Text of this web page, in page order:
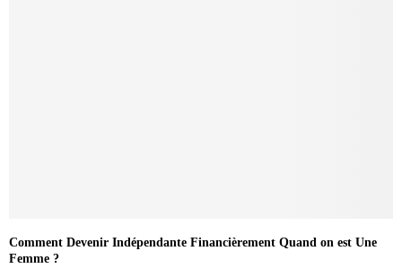
Comment Devenir Indépendante Financièrement Quand on est Une
Femme ?